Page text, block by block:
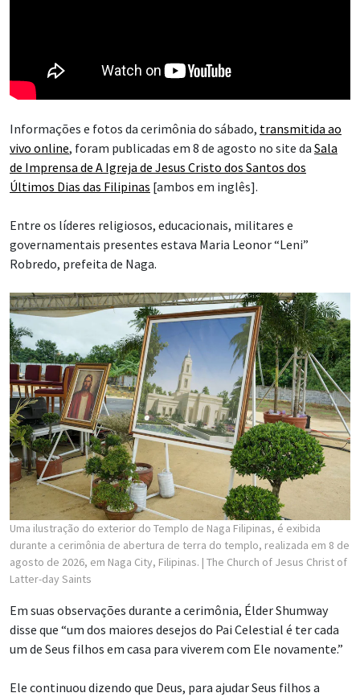
Informações e fotos da cerimônia do sábado, transmitida ao
vivo online, foram publicadas em 8 de agosto no site da Sala
de Imprensa de A Igreja de Jesus Cristo dos Santos dos
Últimos Dias das Filipinas [ambos em inglês].
Entre os líderes religiosos, educacionais, militares e
governamentais presentes estava Maria Leonor “Leni”
Robredo, prefeita de Naga.
Uma ilustração do exterior do Templo de Naga Filipinas, é exibida
durante a cerimônia de abertura de terra do templo, realizada em 8 de
agosto de 2026, em Naga City, Filipinas. | The Church of Jesus Christ of
Latter-day Saints
Em suas observações durante a cerimônia, Élder Shumway
disse que “um dos maiores desejos do Pai Celestial é ter cada
um de Seus filhos em casa para viverem com Ele novamente.”
Ele continuou dizendo que Deus, para ajudar Seus filhos a